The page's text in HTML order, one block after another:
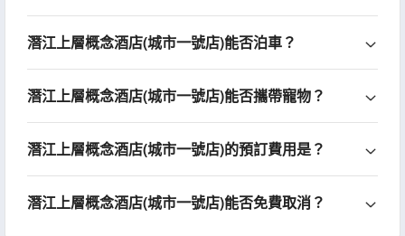
潛江上層概念酒店(城市一號店)能否泊車？
潛江上層概念酒店(城市一號店)能否攜帶寵物？
潛江上層概念酒店(城市一號店)的預訂費用是？
潛江上層概念酒店(城市一號店)能否免費取消？